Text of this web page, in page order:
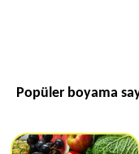
Popüler boyama